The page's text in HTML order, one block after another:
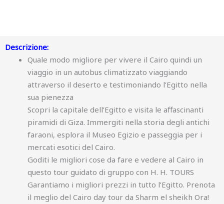
Descrizione:
Quale modo migliore per vivere il Cairo quindi un
viaggio in un autobus climatizzato viaggiando
attraverso il deserto e testimoniando l’Egitto nella
sua pienezza
Scopri la capitale dell’Egitto e visita le affascinanti
piramidi di Giza. Immergiti nella storia degli antichi
faraoni, esplora il Museo Egizio e passeggia per i
mercati esotici del Cairo.
Goditi le migliori cose da fare e vedere al Cairo in
questo tour guidato di gruppo con H. H. TOURS
Garantiamo i migliori prezzi in tutto l’Egitto. Prenota
il meglio del Cairo day tour da Sharm el sheikh Ora!